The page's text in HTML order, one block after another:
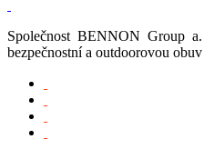
Společnost BENNON Group
bezpečnostní a outdoorovou